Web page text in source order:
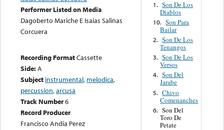
Performer Listed on Media
Dagoberto Mariche E Isaias Salinas
Corcuera
Recording FormatCassette
Side:A
Subject instrumental, melodica,
percussion,arcusa
Track Number6
Record Producer
Francisco Andia Perez
1. Son De Los
Diablos
10. Son Para
Bailar
2. Son De Los
Tenangos
3. Son De Los
Versos
4. Son Del
Jarabe
5. Chivo
Comenanches
6. Son Del
Toro De
Petate